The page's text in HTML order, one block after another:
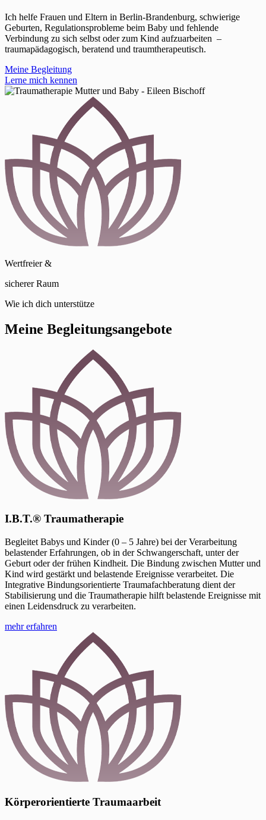
Ich helfe Frauen und Eltern in Berlin-Brandenburg, schwierige
Geburten, Regulationsprobleme beim Baby und fehlende
Verbindung zu sich selbst oder zum Kind aufzuarbeiten –
traumapädagogisch, beratend und traumtherapeutisch.
Meine Begleitung
Lerne mich kennen
Wertfreier &
sicherer Raum
Wie ich dich unterstütze
Meine Begleitungsangebote
I.B.T.® Traumatherapie
Begleitet Babys und Kinder (0 – 5 Jahre) bei der Verarbeitung
belastender Erfahrungen, ob in der Schwangerschaft, unter der
Geburt oder der frühen Kindheit. Die Bindung zwischen Mutter und
Kind wird gestärkt und belastende Ereignisse verarbeitet. Die
Integrative Bindungsorientierte Traumafachberatung dient der
Stabilisierung und die Traumatherapie hilft belastende Ereignisse mit
einen Leidensdruck zu verarbeiten.
mehr erfahren
Körperorientierte Traumaarbeit